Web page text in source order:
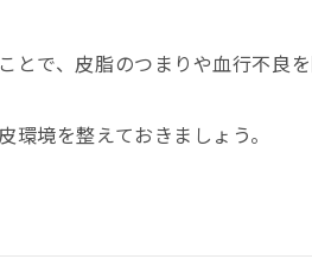
で、皮脂のつまりや血行不良
境を整えておきましょう。